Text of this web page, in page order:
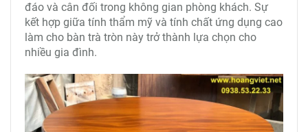
đáo và cân đối trong không gian phòng khách. Sự
kết hợp giữa tính thẩm mỹ và tính chất ứng dụng cao
làm cho bàn trà tròn này trở thành lựa chọn cho
nhiều gia đình.